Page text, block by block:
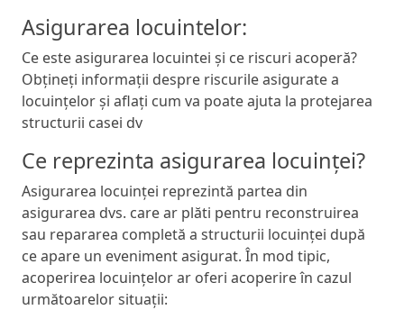
Asigurarea locuintelor:
Ce este asigurarea locuintei și ce riscuri acoperă?
Obțineți informații despre riscurile asigurate a
locuințelor și aflați cum va poate ajuta la protejarea
structurii casei dv
Ce reprezinta asigurarea locuinței?
Asigurarea locuinței reprezintă partea din
asigurarea dvs. care ar plăti pentru reconstruirea
sau repararea completă a structurii locuinței după
ce apare un eveniment asigurat. În mod tipic,
acoperirea locuințelor ar oferi acoperire în cazul
următoarelor situații: